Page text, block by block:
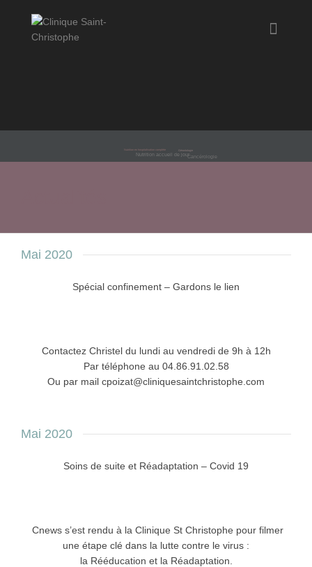
Nutrition accueil de jour
Gérontologie
Cancérologie
Nutrition en hospitalisation complète
Mai 2020
Spécial confinement – Gardons le lien
Contactez Christel du lundi au vendredi de 9h à 12h
Par téléphone au 04.86.91.02.58
Ou par mail cpoizat@cliniquesaintchristophe.com
Mai 2020
Soins de suite et Réadaptation – Covid 19
Cnews s’est rendu à la Clinique St Christophe pour filmer
une étape clé dans la lutte contre le virus :
la Rééducation et la Réadaptation.